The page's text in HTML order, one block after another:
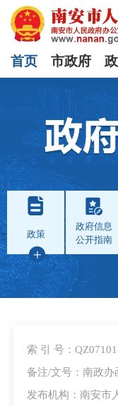
首页 市政府
政策
政府信息
公开指南
索 引 号：
备注/文号：南政办
发布机构：南安市